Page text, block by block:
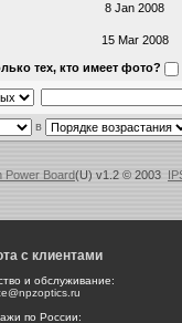
8 Jan 2008
15 Mar 2008
тех, кто имеет фото?
в
Power Board(U) v1.2 © 2003
с клиентами
и обслуживание:
по России: